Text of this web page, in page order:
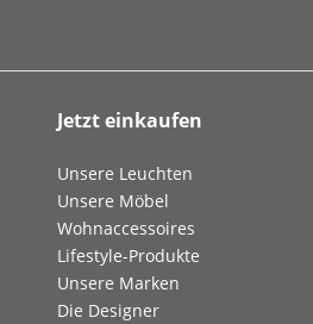
Jetzt einkaufen
Unsere Leuchten
Unsere Möbel
Wohnaccessoires
Lifestyle-Produkte
Unsere Marken
Die Designer